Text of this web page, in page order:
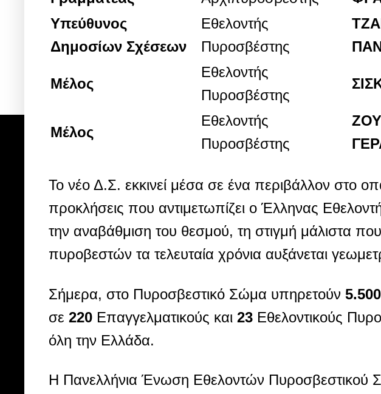
Υπεύθυνος
Δημοσίων Σχέσεων
Εθελοντής
Πυροσβέστης
Μέλος
Εθελοντής
Πυροσβέστης
Μέλος
Εθελοντής
Πυροσβέστης
Το νέο Δ.Σ. εκκινεί μέσα σε ένα περιβάλλον στο
προκλήσεις που αντιμετωπίζει ο Έλληνας
την αναβάθμιση του θεσμού, τη στιγμή μάλιστα
πυροβεστών τα τελευταία χρόνια αυξάνεται
Σήμερα, στο Πυροσβεστικό Σώμα υπηρετούν 5.500
σε 220 Επαγγελματικούς και 23 Εθελοντικούς
όλη την Ελλάδα.
Η Πανελλήνια Ένωση Εθελοντών Πυροσβεστικού